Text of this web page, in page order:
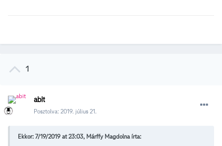
1
abit
Posztolva: 2019. július 21.
Ekkor: 7/19/2019 at 23:03, Márffy Magdolna írta: